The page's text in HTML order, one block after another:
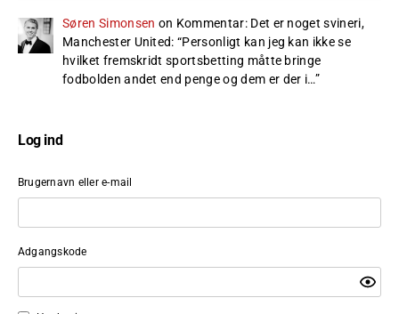
Søren Simonsen on Kommentar: Det er noget svineri,
Manchester United: “Personligt kan jeg kan ikke se
hvilket fremskridt sportsbetting måtte bringe
fodbolden andet end penge og dem er der i…”
Log ind
Brugernavn eller e-mail
Adgangskode